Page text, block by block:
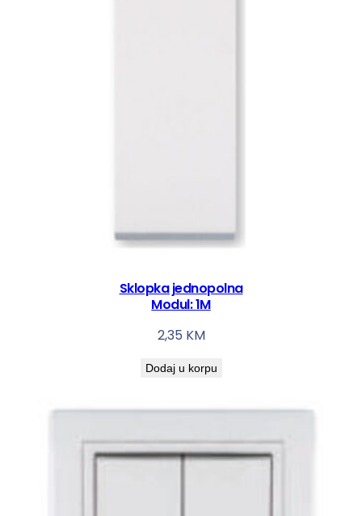
Sklopka jednopolna
Modul: 1M
2,35 KM
Dodaj u korpu